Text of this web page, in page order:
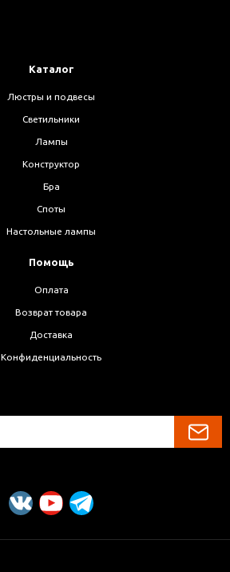
Каталог
Люстры и подвесы
Светильники
Лампы
Конструктор
Бра
Споты
Настольные лампы
Помощь
Оплата
Возврат товара
Доставка
Конфиденциальность